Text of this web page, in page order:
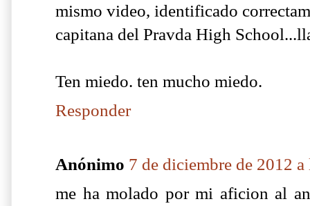
mismo video, identificado
capitana del Pravda High
Ten miedo. ten mucho miedo.
Responder
Anónimo 7 de diciembre de 2012 a
me ha molado por mi aficion al